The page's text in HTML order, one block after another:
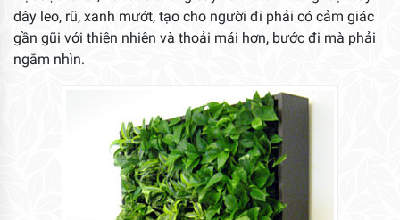
dây leo, rũ, xanh mướt, tạo cho người đi phải có cảm giác
gần gũi với thiên nhiên và thoải mái hơn, bước đi mà phải
ngắm nhìn.